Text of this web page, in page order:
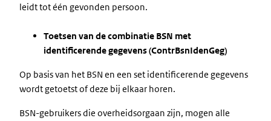
leidt tot één gevonden persoon.
Toetsen van de combinatie BSN met
identificerende gegevens (ContrBsnIdenGeg)
Op basis van het BSN en een set identificerende gegevens
wordt getoetst of deze bij elkaar horen.
BSN-gebruikers die overheidsorgaan zijn, mogen alle